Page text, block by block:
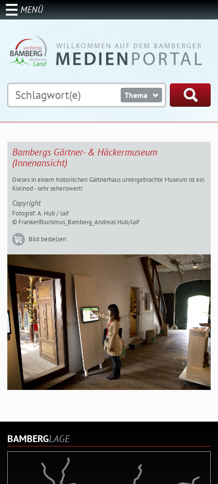
Thema
MENÜ
Bambergs Gärtner- & Häckermuseum
(Innenansicht)
Dieses in einem historischen Gärtnerhaus untergebrachte Museum ist ein
Kleinod - sehr sehenswert!
Copyright
Fotograf: A. Hub / laif
© FrankenTourismus_Bamberg_Andreas Hub/laif
Bild bestellen
BAMBERGLAGE